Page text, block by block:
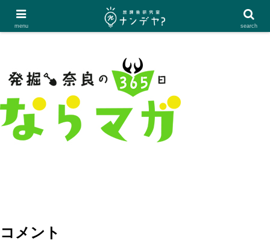
コメント
menu search